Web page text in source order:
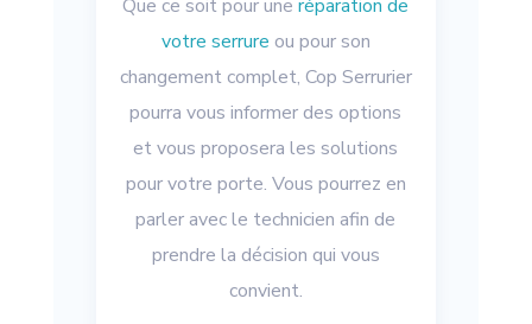
Que ce soit pour uneréparation de
votre serrure ou pour son
changement complet, Cop Serrurier
pourra vous informer des options
et vous proposera les solutions
pour votre porte. Vous pourrez en
parler avec le technicien afin de
prendre la décision qui vous
convient.